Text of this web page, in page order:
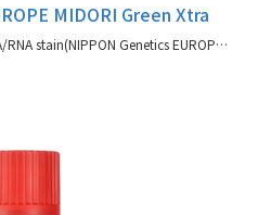
MIDORI Green Xtra
MIDORI Green Xtra - Safe DNA/RNA stain(NIPPON Genetics EUROPE 代理商)